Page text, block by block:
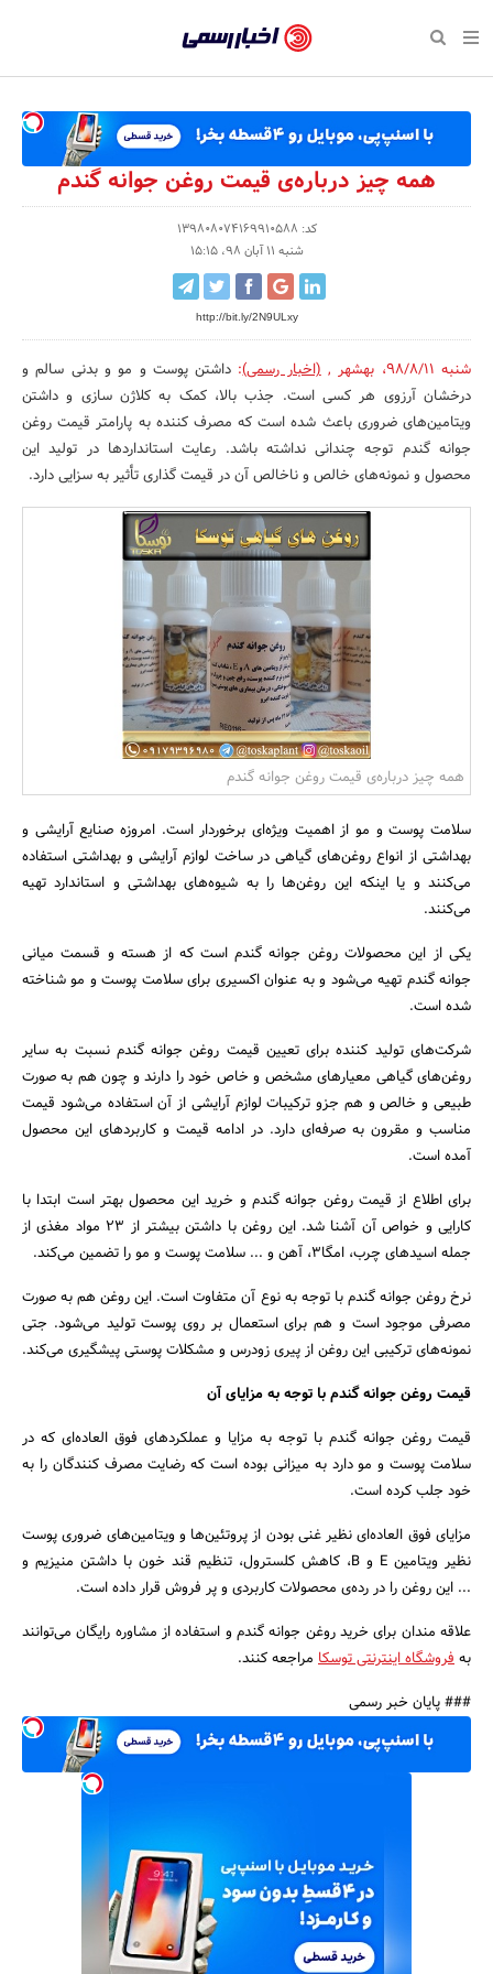
رسمی
-
اخبار
تایید
شده
شرکت‌ها،
سازمان‌ها
و
روابط
عمومی‌ها
بازگشت
صفحه نخست پایگاه خبری
اقتصادی
صفحه نخست اقتصادی
تجارت و بازار
کارآفرینی و استارتاپ
کسب و کار و خرده فروشی
صنایع غذایی و کشاورزی
کار و استخدام
بانک، بیمه و سرمایه
مسکن و ساختمان
اجتماعی
صفحه نخست اجتماعی
علم و آموزش
بهداشت و درمان
محیط زیست
تبلیغات و روابط عمومی
صفحه نخست فرهنگی
رسانه‌ها
نشریات و کتاب
صنایع دستی
صفحه نخست ورزش
تازه‌های ورزش
مکان‌های ورزشی
صفحه نخست سبک زندگی
سلامت و زیبایی
روانشناسی و موفقیت
رویداد
صفحه نخست رویداد
حراج و تخفیف
جشنواره، نمایشگاه و
جستجو
همه چیز درباره‌ی قیمت روغن جوانه گندم
کد: 139808074169910588
شنبه 11 آبان 98، 15:15
http://bit.ly/2N9ULxy
شنبه 98/8/11 ، بهشهر ,(اخبار رسمی): داشتن پوست و مو و بدنی سالم و
درخشان آرزوی هر کسی است. جذب بالا، کمک به کلاژن سازی و داشتن
ویتامین‌های ضروری باعث شده است که مصرف کننده به پارامتر قیمت روغن
جوانه گندم توجه چندانی نداشته باشد. رعایت استانداردها در تولید این
محصول و نمونه‌های خالص و ناخالص آن در قیمت گذاری تأثیر به سزایی دارد.
همه چیز درباره‌ی قیمت روغن جوانه گندم
سلامت پوست و مو از اهمیت ویژه‌ای برخوردار است. امروزه صنایع آرایشی و
بهداشتی از انواع روغن‌های گیاهی در ساخت لوازم آرایشی و بهداشتی استفاده
می‌کنند و یا اینکه این روغن‌ها را به شیوه‌های بهداشتی و استاندارد تهیه
می‌کنند.
یکی از این محصولات روغن جوانه گندم است که از هسته و قسمت میانی
جوانه گندم تهیه می‌شود و به عنوان اکسیری برای سلامت پوست و مو شناخته
شده است.
شرکت‌های تولید کننده برای تعیین قیمت روغن جوانه گندم نسبت به سایر
روغن‌های گیاهی معیارهای مشخص و خاص خود را دارند و چون هم به صورت
طبیعی و خالص و هم جزو ترکیبات لوازم آرایشی از آن استفاده می‌شود قیمت
مناسب و مقرون به صرفه‌ای دارد. در ادامه قیمت و کاربردهای این محصول
آمده است.
برای اطلاع از قیمت روغن جوانه گندم و خرید این محصول بهتر است ابتدا با
کارایی و خواص آن آشنا شد. این روغن با داشتن بیشتر از ۲۳ مواد مغذی از
جمله اسیدهای چرب، امگا۳، آهن و ... سلامت پوست و مو را تضمین می‌کند.
نرخ روغن جوانه گندم با توجه به نوع آن متفاوت است. این روغن هم به صورت
مصرفی موجود است و هم برای استعمال بر روی پوست تولید می‌شود. جتی
نمونه‌های ترکیبی این روغن از پیری زودرس و مشکلات پوستی پیشگیری می‌‌کند.
قیمت روغن جوانه گندم با توجه به مزایای آن
قیمت روغن جوانه گندم با توجه به مزایا و عملکردهای فوق العاده‌ای که در
سلامت پوست و مو دارد به میزانی بوده است که رضایت مصرف کنندگان را به
خود جلب کرده است.
مزایای فوق العاده‌ای نظیر غنی بودن از پروتئین‌ها و ویتامین‌های ضروری پوست
نظیر ویتامین E و B، کاهش کلسترول، تنظیم قند خون با داشتن منیزیم و
... این روغن را در رده‌ی محصولات کاربردی و پر فروش قرار داده است.
علاقه مندان برای خرید روغن جوانه گندم و استفاده از مشاوره رایگان می‌توانند
بهفروشگاه اینترنتی توسکا مراجعه کنند.
### پایان خبر رسمی